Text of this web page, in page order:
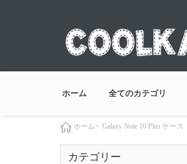
ホーム 全てのカテゴリ
ホーム> Galaxy Note 10 Plus ケース
カテゴリー